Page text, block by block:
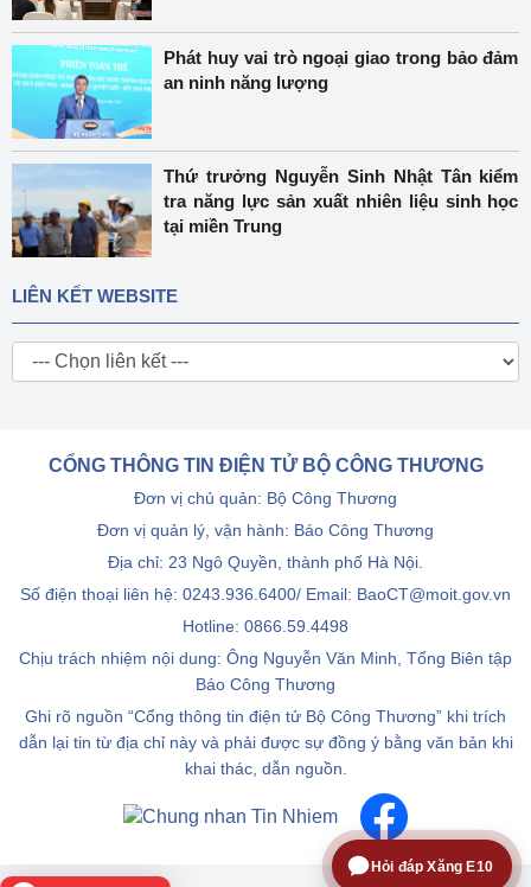
Phát huy vai trò ngoại giao trong bảo đảm
an ninh năng lượng
Thứ trưởng Nguyễn Sinh Nhật Tân kiểm
tra năng lực sản xuất nhiên liệu sinh học
tại miền Trung
LIÊN KẾT WEBSITE
CỔNG THÔNG TIN ĐIỆN TỬ BỘ CÔNG THƯƠNG
Đơn vị chủ quản: Bộ Công Thương
Đơn vị quản lý, vận hành: Báo Công Thương
Địa chỉ: 23 Ngô Quyền, thành phố Hà Nội.
Số điện thoại liên hệ: 0243.936.6400/ Email: BaoCT@moit.gov.vn
Hotline: 0866.59.4498
Chịu trách nhiệm nội dung: Ông Nguyễn Văn Minh, Tổng Biên tập
Báo Công Thương
Ghi rõ nguồn “Cổng thông tin điện tử Bộ Công Thương” khi trích
dẫn lại tin từ địa chỉ này và phải được sự đồng ý bằng văn bản khi
khai thác, dẫn nguồn.
Hỏi đáp Xăng E10